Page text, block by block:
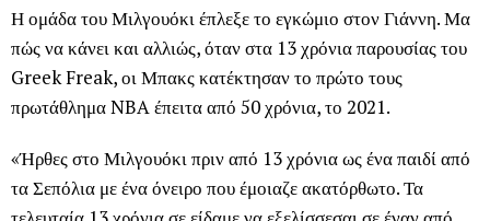
Η ομάδα του Μιλγουόκι έπλεξε το εγκώμιο στον Γιάννη. Μα
πώς να κάνει και αλλιώς, όταν στα 13 χρόνια παρουσίας του
Greek Freak, οι Μπακς κατέκτησαν το πρώτο τους
πρωτάθλημα NBA έπειτα από 50 χρόνια, το 2021.
«Ήρθες στο Μιλγουόκι πριν από 13 χρόνια ως ένα παιδί από
τα Σεπόλια με ένα όνειρο που έμοιαζε ακατόρθωτο. Τα